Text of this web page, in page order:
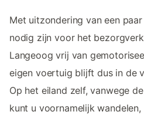
Met uitzondering van een
nodig zijn voor het
Langeoog vrij van
eigen voertuig blijft dus in de
Op het eiland zelf, vanwege
kunt u voornamelijk